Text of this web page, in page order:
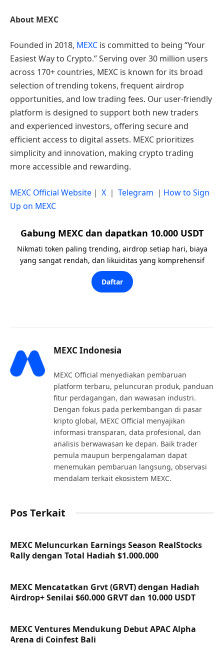
About MEXC
Founded in 2018, MEXC is committed to being “Your
Easiest Way to Crypto.” Serving over 30 million users
across 170+ countries, MEXC is known for its broad
selection of trending tokens, frequent airdrop
opportunities, and low trading fees. Our user-friendly
platform is designed to support both new traders
and experienced investors, offering secure and
efficient access to digital assets. MEXC prioritizes
simplicity and innovation, making crypto trading
more accessible and rewarding.
MEXC Official Website ｜ X ｜ Telegram ｜ How to Sign
Up on MEXC
Gabung MEXC dan dapatkan 10.000 USDT
Nikmati token paling trending, airdrop setiap hari, biaya
yang sangat rendah, dan likuiditas yang komprehensif
Daftar
MEXC Indonesia
MEXC Official menyediakan pembaruan
platform terbaru, peluncuran produk, panduan
fitur perdagangan, dan wawasan industri.
Dengan fokus pada perkembangan di pasar
kripto global, MEXC Official menyajikan
informasi transparan, data profesional, dan
analisis berwawasan ke depan. Baik trader
pemula maupun berpengalaman dapat
menemukan pembaruan langsung, observasi
mendalam terkait ekosistem MEXC.
Pos Terkait
MEXC Meluncurkan Earnings Season RealStocks
Rally dengan Total Hadiah $1.000.000
MEXC Mencatatkan Grvt (GRVT) dengan Hadiah
Airdrop+ Senilai $60.000 GRVT dan 10.000 USDT
MEXC Ventures Mendukung Debut APAC Alpha
Arena di Coinfest Bali